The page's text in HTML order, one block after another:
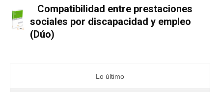
Compatibilidad entre prestaciones
sociales por discapacidad y empleo
(Dúo)
Lo último